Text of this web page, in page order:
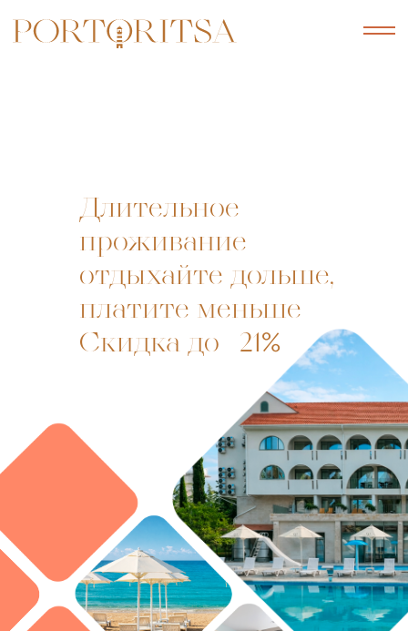
Длительное
проживание —
отдыхайте дольше,
платите меньше
Скидка до –21%